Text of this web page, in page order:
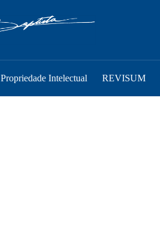
Propriedade Intelectual REVISUM